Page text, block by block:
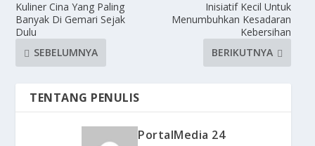
Kuliner Cina Yang Paling
Banyak Di Gemari Sejak
Dulu
SEBELUMNYA
Inisiatif Kecil Untuk
Menumbuhkan Kesadaran
Kebersihan
BERIKUTNYA
TENTANG PENULIS
PortalMedia 24